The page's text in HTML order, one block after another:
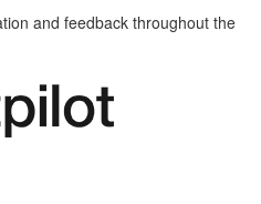
and feedback throughout the